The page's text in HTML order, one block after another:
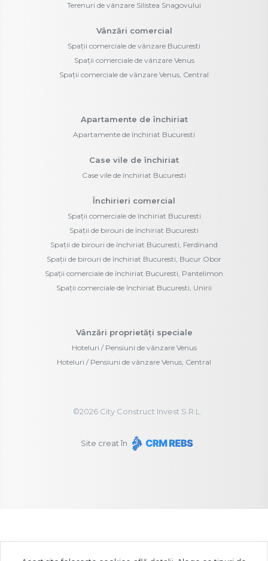
Terenuri de vânzare Silistea Snagovului
Vânzări comercial
Spații comerciale de vânzare Bucuresti
Spații comerciale de vânzare Venus
Spații comerciale de vânzare Venus, Central
Apartamente de închiriat
Apartamente de închiriat Bucuresti
Case vile de închiriat
Case vile de închiriat Bucuresti
Închirieri comercial
Spații comerciale de închiriat Bucuresti
Spații de birouri de închiriat Bucuresti
Spații de birouri de închiriat Bucuresti, Ferdinand
Spații de birouri de închiriat Bucuresti, Bucur Obor
Spații comerciale de închiriat Bucuresti, Pantelimon
Spații comerciale de închiriat Bucuresti, Unirii
Vânzări proprietăți speciale
Hoteluri / Pensiuni de vânzare Venus
Hoteluri / Pensiuni de vânzare Venus, Central
©2026City Construct Invest S.R.L.
Site creat în